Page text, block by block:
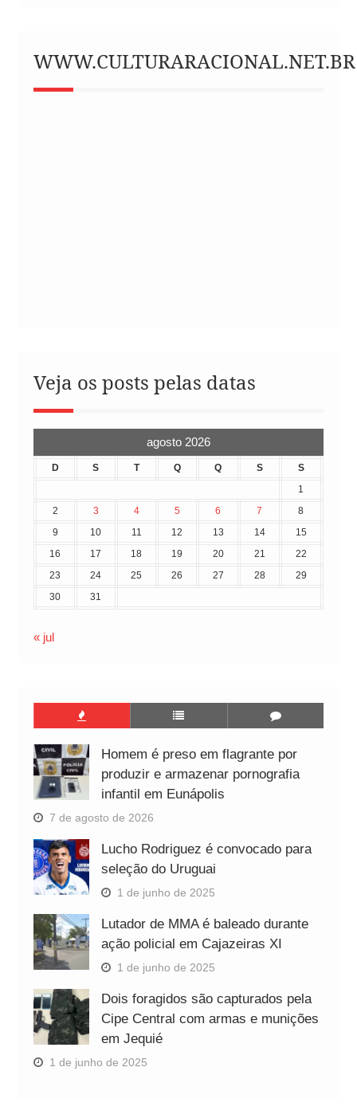
WWW.CULTURARACIONAL.NET.BR
Veja os posts pelas datas
agosto 2026
D S T Q Q S
S
1
2
3 4 5 6 7
8
9
10 11 12 13 14
15
16
17 18 19 20 21
22
23
24 25 26 27 28
29
30
31
« jul
Homem é preso em flagrante por
produzir e armazenar pornografia
infantil em Eunápolis
7 de agosto de 2026
Lucho Rodriguez é convocado para
seleção do Uruguai
1 de junho de 2025
Lutador de MMA é baleado durante
ação policial em Cajazeiras XI
1 de junho de 2025
Dois foragidos são capturados pela
Cipe Central com armas e munições
em Jequié
1 de junho de 2025